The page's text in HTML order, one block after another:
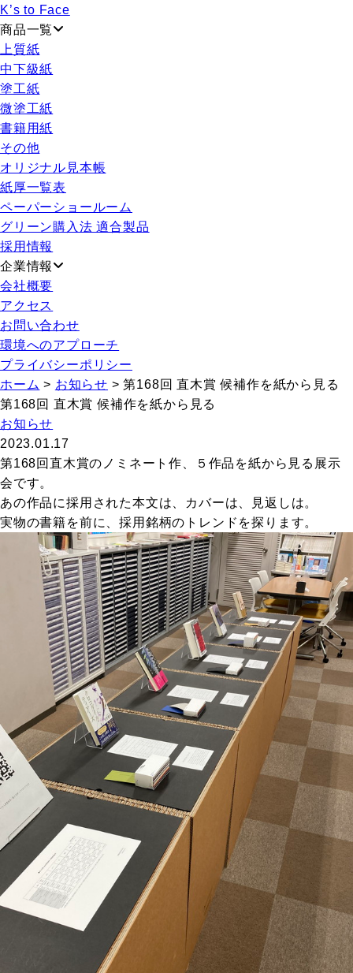
K’s to Face
商品一覧
上質紙
中下級紙
塗工紙
微塗工紙
書籍用紙
その他
オリジナル見本帳
紙厚一覧表
ペーパーショールーム
グリーン購入法 適合製品
採用情報
企業情報
会社概要
アクセス
お問い合わせ
環境へのアプローチ
プライバシーポリシー
ホーム > お知らせ >第168回 直木賞 候補作を紙から見る
第168回 直木賞 候補作を紙から見る
お知らせ
2023.01.17
第168回直木賞のノミネート作、５作品を紙から見る展示
会です。
あの作品に採用された本文は、カバーは、見返しは。
実物の書籍を前に、採用銘柄のトレンドを探ります。